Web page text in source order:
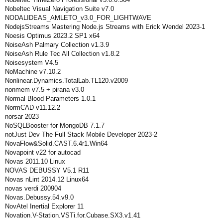
Nobeltec Visual Navigation Suite v7.0
NODALIDEAS_AMLETO_v3.0_FOR_LIGHTWAVE
NodejsStreams Mastering Node.js Streams with Erick Wendel 2023-1
Noesis Optimus 2023.2 SP1 x64
NoiseAsh Palmary Collection v1.3.9
NoiseAsh Rule Tec All Collection v1.8.2
Noisesystem V4.5
NoMachine v7.10.2
Nonlinear.Dynamics.TotalLab.TL120.v2009
nonmem v7.5 + pirana v3.0
Normal Blood Parameters 1.0.1
NormCAD v11.12.2
norsar 2023
NoSQLBooster for MongoDB 7.1.7
notJust Dev The Full Stack Mobile Developer 2023-2
NovaFlow&Solid.CAST.6.4r1.Win64
Novapoint v22 for autocad
Novas 2011.10 Linux
NOVAS DEBUSSY V5.1 R11
Novas nLint 2014.12 Linux64
novas verdi 200904
Novas.Debussy.54.v9.0
NovAtel Inertial Explorer 11
Novation.V-Station.VSTi.for.Cubase.SX3.v1.41